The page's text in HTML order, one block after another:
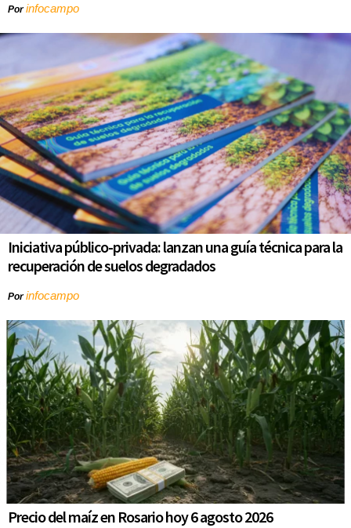
Porinfocampo
Iniciativa público-privada: lanzan una guía técnica para la
recuperación de suelos degradados
Porinfocampo
Precio del maíz en Rosario hoy 6 agosto 2026